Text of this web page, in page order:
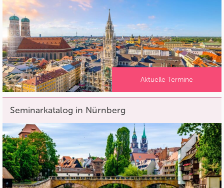
Aktuelle Termine
Seminarkatalog in Nürnberg